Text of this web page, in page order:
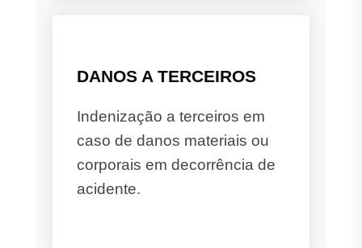
DANOS A TERCEIROS
Indenização a terceiros em
caso de danos materiais ou
corporais em decorrência de
acidente.